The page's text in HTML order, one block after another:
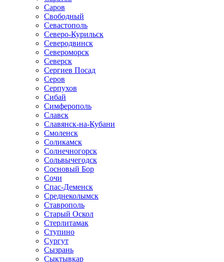
Саров
Свободный
Севастополь
Северо-Курильск
Северодвинск
Североморск
Северск
Сергиев Посад
Серов
Серпухов
Сибай
Симферополь
Славск
Славянск-на-Кубани
Смоленск
Соликамск
Солнечногорск
Сольвычегодск
Сосновый Бор
Сочи
Спас-Деменск
Среднеколымск
Ставрополь
Старый Оскол
Стерлитамак
Ступино
Сургут
Сызрань
Сыктывкар